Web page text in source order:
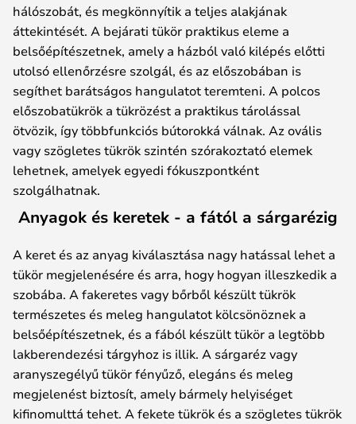
hálószobát, és megkönnyítik a teljes alakjának
áttekintését. A bejárati tükör praktikus eleme a
belsőépítészetnek, amely a házból való kilépés előtti
utolsó ellenőrzésre szolgál, és az előszobában is
segíthet barátságos hangulatot teremteni. A polcos
előszobatükrök a tükrözést a praktikus tárolással
ötvözik, így többfunkciós bútorokká válnak. Az ovális
vagy szögletes tükrök szintén szórakoztató elemek
lehetnek, amelyek egyedi fókuszpontként
szolgálhatnak.
Anyagok és keretek - a fától a sárgarézig
A keret és az anyag kiválasztása nagy hatással lehet a
tükör megjelenésére és arra, hogy hogyan illeszkedik a
szobába. A fakeretes vagy bőrből készült tükrök
természetes és meleg hangulatot kölcsönöznek a
belsőépítészetnek, és a fából készült tükör a legtöbb
lakberendezési tárgyhoz is illik. A sárgaréz vagy
aranyszegélyű tükör fényűző, elegáns és meleg
megjelenést biztosít, amely bármely helyiséget
kifinomulttá tehet. A fekete tükrök és a szögletes tükrök